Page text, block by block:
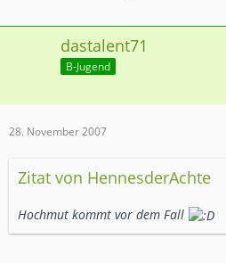
dastalent71
B-Jugend
28. November 2007
Zitat von HennesderAchte
Hochmut kommt vor dem Fall